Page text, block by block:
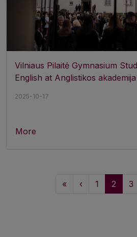
Vilniaus Pilaitė Gymnasium
English at Anglistikos akademija
2025-10-17
More
« ‹ 1 2 3